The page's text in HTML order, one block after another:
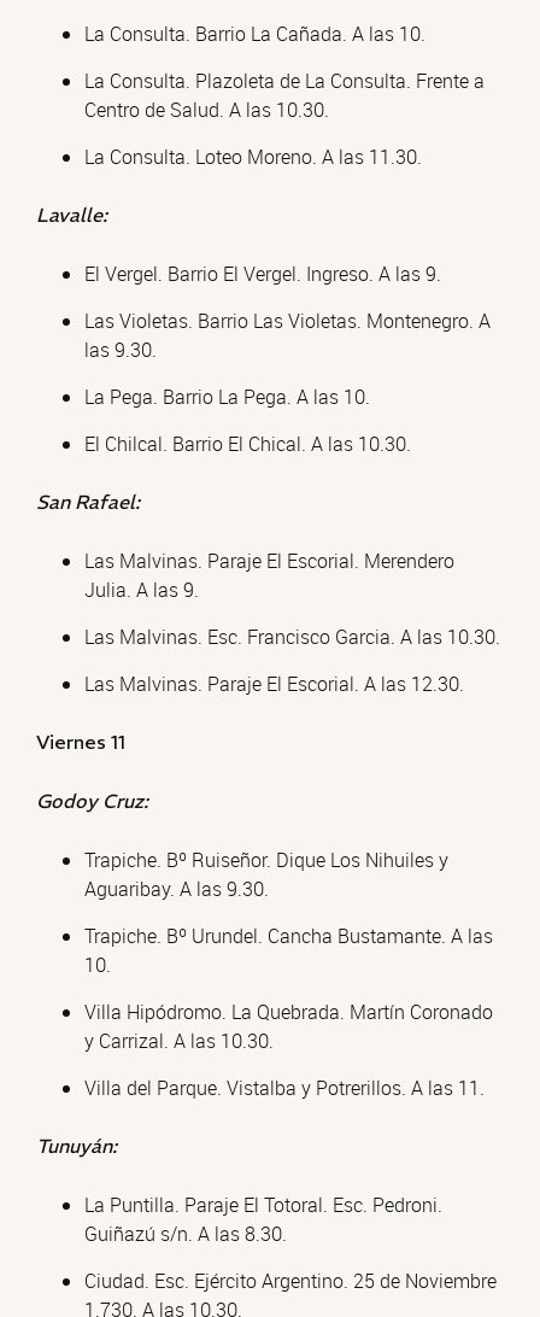
La Consulta. Barrio La Cañada. A las 10.
La Consulta. Plazoleta de La Consulta. Frente a
Centro de Salud. A las 10.30.
La Consulta. Loteo Moreno. A las 11.30.
Lavalle:
El Vergel. Barrio El Vergel. Ingreso. A las 9.
Las Violetas. Barrio Las Violetas. Montenegro. A
las 9.30.
La Pega. Barrio La Pega. A las 10.
El Chilcal. Barrio El Chical. A las 10.30.
San Rafael:
Las Malvinas. Paraje El Escorial. Merendero
Julia. A las 9.
Las Malvinas. Esc. Francisco Garcia. A las 10.30.
Las Malvinas. Paraje El Escorial. A las 12.30.
Viernes 11
Godoy Cruz:
Trapiche. Bº Ruiseñor. Dique Los Nihuiles y
Aguaribay. A las 9.30.
Trapiche. Bº Urundel. Cancha Bustamante. A las
10.
Villa Hipódromo. La Quebrada. Martín Coronado
y Carrizal. A las 10.30.
Villa del Parque. Vistalba y Potrerillos. A las 11.
Tunuyán:
La Puntilla. Paraje El Totoral. Esc. Pedroni.
Guiñazú s/n. A las 8.30.
Ciudad. Esc. Ejército Argentino. 25 de Noviembre
1.730. A las 10.30.